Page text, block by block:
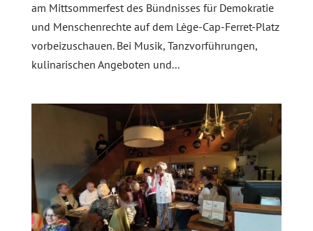
am Mittsommerfest des Bündnisses für Demokratie
und Menschenrechte auf dem Lège-Cap-Ferret-Platz
vorbeizuschauen. Bei Musik, Tanzvorführungen,
kulinarischen Angeboten und...